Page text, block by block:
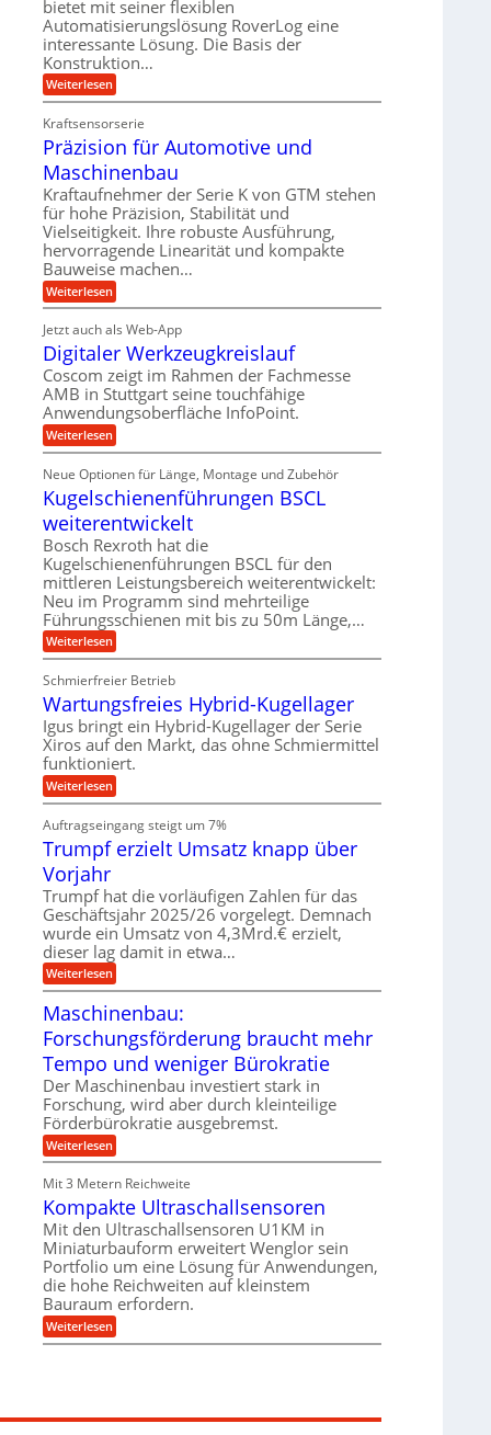
e
i
c
h
g
e
w
i
n
d
e
r
i
e
b
e
f
ü
r
r
a
u
e
U
m
g
e
b
n
g
e
n
s
a
t
z
u
n
d
A
u
f
t
r
a
g
s
i
n
g
a
n
g
e
i
t
s
l
o
s
e
w
e
n
i
g
e
r
S
t
e
l
l
n
bietet mit seiner flexiblen
Automatisierungslösung RoverLog eine
interessante Lösung. Die Basis der
Konstruktion…
Weiterlesen:
Z
h
n
s
t
a
n
g
e
n
g
e
t
r
i
b
e
f
ü
r
p
r
z
i
e
H
u
b
b
e
w
e
g
n
g
e
n
Kraftsensorserie
Präzision für Automotive und
Maschinenbau
Kraftaufnehmer der Serie K von GTM stehen
für hohe Präzision, Stabilität und
Vielseitigkeit. Ihre robuste Ausführung,
hervorragende Linearität und kompakte
Bauweise machen…
Weiterlesen:
P
ä
z
i
s
i
o
n
f
ü
r
A
u
t
o
m
o
i
v
e
u
n
d
M
a
s
c
h
i
n
e
b
a
u
Jetzt auch als Web-App
Digitaler Werkzeugkreislauf
Coscom zeigt im Rahmen der Fachmesse
AMB in Stuttgart seine touchfähige
Anwendungsoberfläche InfoPoint.
Weiterlesen:
D
g
i
t
a
l
e
r
W
e
r
k
z
e
u
k
r
e
s
l
a
f
Neue Optionen für Länge, Montage und Zubehör
Kugelschienenführungen BSCL
weiterentwickelt
Bosch Rexroth hat die
Kugelschienenführungen BSCL für den
mittleren Leistungsbereich weiterentwickelt:
Neu im Programm sind mehrteilige
Führungsschienen mit bis zu 50m Länge,…
Weiterlesen:
K
g
e
l
s
c
h
i
e
n
e
n
r
u
n
g
e
n
B
S
C
L
e
i
t
e
r
e
n
w
i
c
k
e
l
t
Schmierfreier Betrieb
Wartungsfreies Hybrid-Kugellager
Igus bringt ein Hybrid-Kugellager der Serie
Xiros auf den Markt, das ohne Schmiermittel
funktioniert.
Weiterlesen:
W
r
t
g
s
f
r
e
i
e
H
b
r
d
-
K
u
g
e
l
l
a
g
e
Auftragseingang steigt um 7%
Trumpf erzielt Umsatz knapp über
Vorjahr
Trumpf hat die vorläufigen Zahlen für das
Geschäftsjahr 2025/26 vorgelegt. Demnach
wurde ein Umsatz von 4,3Mrd.€ erzielt,
dieser lag damit in etwa…
Weiterlesen:
T
u
m
p
f
e
r
z
i
e
l
U
m
s
a
t
z
k
n
a
p
p
V
Maschinenbau:
Forschungsförderung braucht mehr
Tempo und weniger Bürokratie
Der Maschinenbau investiert stark in
Forschung, wird aber durch kleinteilige
Förderbürokratie ausgebremst.
Weiterlesen:
M
s
c
h
i
n
e
n
b
a
u
:
c
Mit 3 Metern Reichweite
Kompakte Ultraschallsensoren
Mit den Ultraschallsensoren U1KM in
Miniaturbauform erweitert Wenglor sein
Portfolio um eine Lösung für Anwendungen,
die hohe Reichweiten auf kleinstem
Bauraum erfordern.
Weiterlesen:
K
k